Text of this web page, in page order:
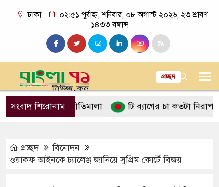
ঢাকা
০২:৫১ পূর্বাহ্ন, শনিবার, ০৮ অগাস্ট ২০২৬, ২৩ শ্রাবণ
১৪৩৩ বঙ্গাব্দ
প্রচ্ছদ
সংবাদ শিরোনাম
ইসলামের নীতিমালা টি ব্যাগের চা কতটা নিরাপদ
প্রচ্ছদ
বিনোদন
ওয়াকফ আইনকে চ্যালেঞ্জ জানিয়ে সুপ্রিম কোর্টে বিজয়